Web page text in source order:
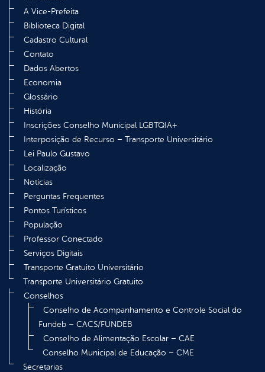
A Vice-Prefeita
Biblioteca Digital
Cadastro Cultural
Contato
Dados Abertos
Economia
Glossário
História
Inscrições Conselho Municipal LGBTQIA+
Interposição de Recurso – Transporte Universitário
Lei Paulo Gustavo
Localização
Notícias
Perguntas Frequentes
Pontos Turísticos
População
Professor Conectado
Serviços Digitais
Transporte Gratuito Universitário
Transporte Universitário Gratuito
Conselhos
Conselho de Acompanhamento e Controle Social do
Fundeb – CACS/FUNDEB
Conselho de Alimentação Escolar – CAE
Conselho Municipal de Educação – CME
Secretarias